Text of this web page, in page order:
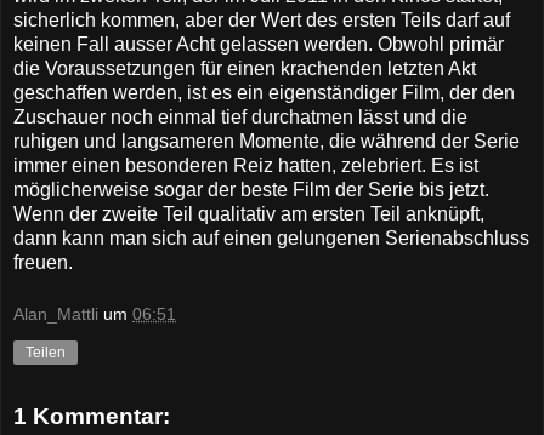
sicherlich kommen, aber der Wert des ersten Teils darf auf
keinen Fall ausser Acht gelassen werden. Obwohl primär
die Voraussetzungen für einen krachenden letzten Akt
geschaffen werden, ist es ein eigenständiger Film, der den
Zuschauer noch einmal tief durchatmen lässt und die
ruhigen und langsameren Momente, die während der Serie
immer einen besonderen Reiz hatten, zelebriert. Es ist
möglicherweise sogar der beste Film der Serie bis jetzt.
Wenn der zweite Teil qualitativ am ersten Teil anknüpft,
dann kann man sich auf einen gelungenen Serienabschluss
freuen.
Alan_Mattli um 06:51
Teilen
1 Kommentar: